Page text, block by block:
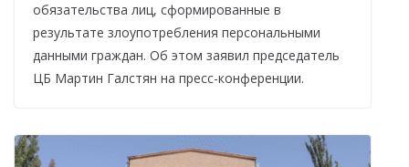
обязательства лиц, сформированные в
результате злоупотребления персональными
данными граждан. Об этом заявил председатель
ЦБ Мартин Галстян на пресс-конференции.